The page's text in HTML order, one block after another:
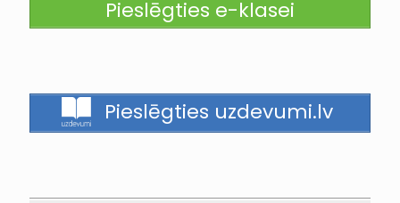
Pieslēgties e-klasei
Pieslēgties uzdevumi.lv